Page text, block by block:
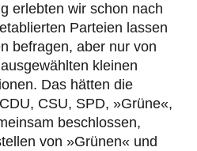
erlebten wir schon nach
Parteien lassen
befragen, aber nur von
kleinen
Das hätten die
CSU, SPD, »Grüne«,
beschlossen,
von »Grünen« und